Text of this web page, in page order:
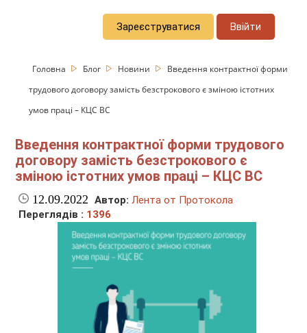
Зареєструватися Ввійти
Головна Блог Новини
Введення контрактної форми
трудового договору замість безстрокового є зміною істотних
умов праці – КЦС ВС
Введення контрактної форми трудового
договору замість безстрокового є
зміною істотних умов праці – КЦС ВС
12.09.2022 Автор: Лента от Протокола
Переглядів : 1396